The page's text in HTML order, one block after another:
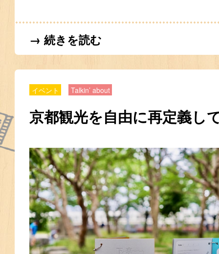
→ 続きを読む
イベント Talkin’ about
京都観光を自由に再定義し